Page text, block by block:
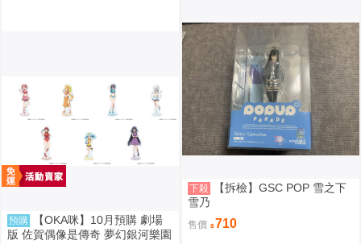
預購
【OKA咪】10月預購 劇場
版 佐賀偶像是傳奇 夢幻銀河樂園
下殺
【拆檢】GSC POP 雪之下
雪乃
售價 710